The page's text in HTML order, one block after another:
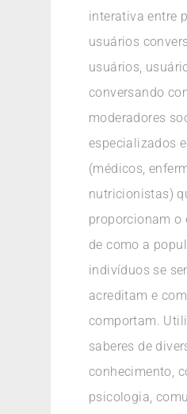
interativa entre
usuários
usuários,
conversando
moderadores
especializados
(médicos,
nutricionistas)
proporcionam o
de como a
indivíduos se
acreditam e
comportam.
saberes de
conhecimento,
psicologia,